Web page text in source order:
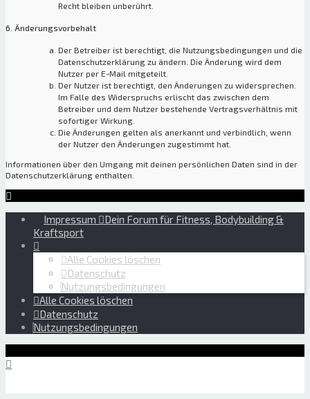
Recht bleiben unberührt.
6. Änderungsvorbehalt
Der Betreiber ist berechtigt, die Nutzungsbedingungen und die
Datenschutzerklärung zu ändern. Die Änderung wird dem
Nutzer per E-Mail mitgeteilt.
Der Nutzer ist berechtigt, den Änderungen zu widersprechen.
Im Falle des Widerspruchs erlischt das zwischen dem
Betreiber und dem Nutzer bestehende Vertragsverhältnis mit
sofortiger Wirkung.
Die Änderungen gelten als anerkannt und verbindlich, wenn
der Nutzer den Änderungen zugestimmt hat.
Informationen über den Umgang mit deinen persönlichen Daten sind in der
Datenschutzerklärung enthalten.
Impressum
Dein Forum für Fitness, Bodybuilding &
Kraftsport
Alle Cookies löschen
Datenschutz
Nutzungsbedingungen
Alle Cookies löschen
Datenschutz
Nutzungsbedingungen